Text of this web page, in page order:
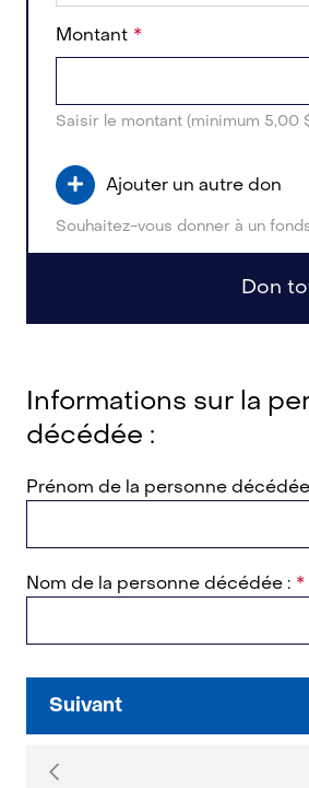
Montant
Saisir le montant (minimum 5,00
Ajouter un autre don
Souhaitez-vous donner à un
Don
Informations sur la
décédée :
Prénom de la personne
Nom de la personne décédée :
Suivant